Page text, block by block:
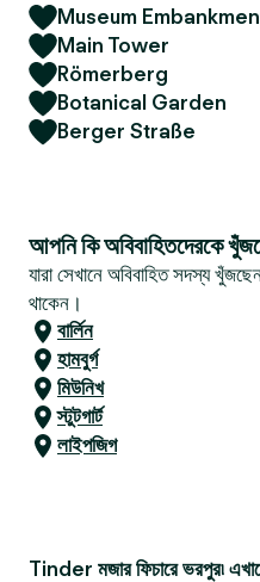
Museum
Main Tower
Römerberg
Botanical Garden
Berger Straße
আপনি কি অবিবাহিতদেরকে
যারা সেখানে অবিবাহিত সদস্য
থাকেন।
বার্লিন
হামবুর্গ
মিউনিখ
স্টুটগার্ট
লাইপজিগ
Tinder মজার ফিচারে ভরপুর৷